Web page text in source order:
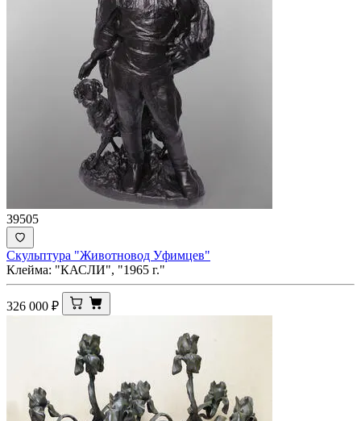
39505
Скульптура "Животновод Уфимцев"
Клейма: "КАСЛИ", "1965 г."
326 000 ₽